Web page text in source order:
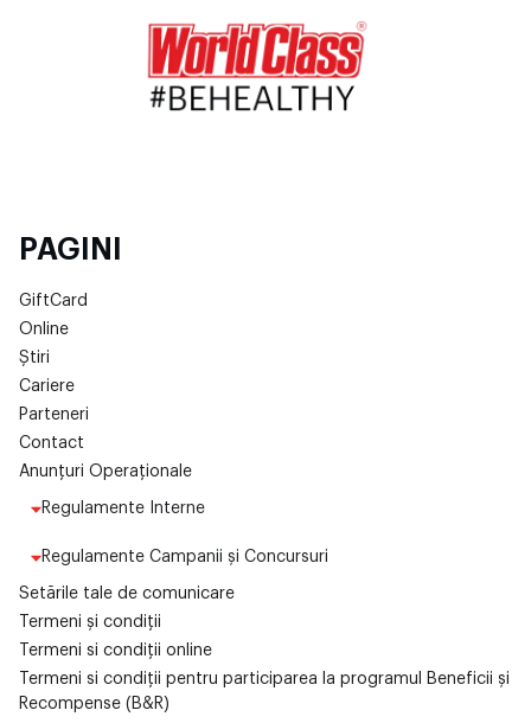
PAGINI
GiftCard
Online
Știri
Cariere
Parteneri
Contact
Anunțuri Operaționale
Regulamente Interne
Regulamente Campanii și Concursuri
Setările tale de comunicare
Termeni și condiții
Termeni si condiții online
Termeni si condiții pentru participarea la programul Beneficii și
Recompense (B&R)